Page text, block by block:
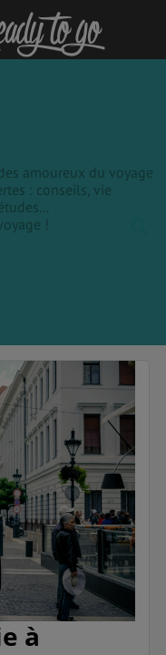
amoureux du voyage
: conseils, vie
!
à